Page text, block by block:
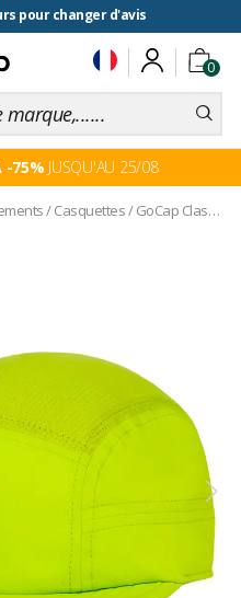
pour changer d'avis
0
-75% JUSQU'AU 25/08
/Casquettes/GoCap Classic Athletics Lime Green